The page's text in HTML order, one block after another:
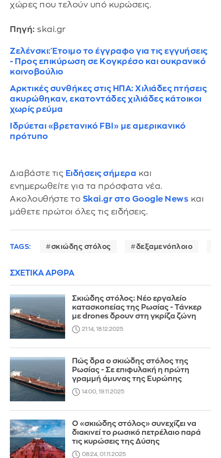
χώρες που τελούν υπό κυρώσεις.
Πηγή: skai.gr
Ζελένσκι: Έτοιμο το έγγραφο για τις εγγυήσεις
- Προς επικύρωση σε Κογκρέσο και ουκρανικό
κοινοβούλιο
Αρκτικές συνθήκες στις ΗΠΑ: Χιλιάδες πτήσεις
ακυρώθηκαν, εκατοντάδες χιλιάδες κάτοικοι
χωρίς ρεύμα
Ιδρύεται «βρετανικό FBI» με αμερικανικό
πρότυπο
Διαβάστε τις Ειδήσεις σήμερα και
ενημερωθείτε για τα πρόσφατα νέα.
Ακολουθήστε το Skai.gr στο Google News και
μάθετε πρώτοι όλες τις ειδήσεις.
TAGS: σκιώδης στόλος δεξαμενόπλοιο
ΣΧΕΤΙΚΑ ΑΡΘΡΑ
Σκιώδης στόλος: Νέο εργαλείο
κατασκοπείας της Ρωσίας - Τάνκερ
με drones δρουν στη γκρίζα ζώνη
21:14, 18.12.2025
Πώς δρα ο σκιώδης στόλος της
Ρωσίας - Σε επιφυλακή η πρώτη
γραμμή άμυνας της Ευρώπης
14:00, 19.11.2025
Ο «σκιώδης στόλος» συνεχίζει να
διακινεί το ρωσικό πετρέλαιο παρά
τις κυρώσεις της Δύσης
08:24, 01.11.2025